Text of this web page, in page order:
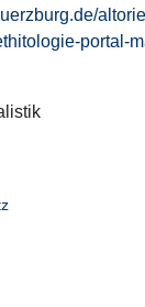
portal-